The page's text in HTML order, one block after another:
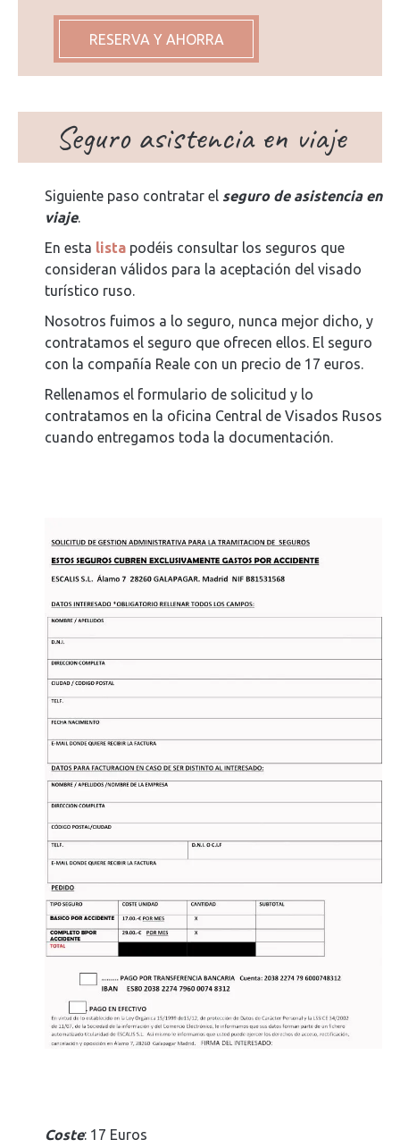
RESERVA Y AHORRA
Seguro asistencia en viaje
Siguiente paso contratar el seguro de asistencia en
viaje.
En esta lista podéis consultar los seguros que
consideran válidos para la aceptación del visado
turístico ruso.
Nosotros fuimos a lo seguro, nunca mejor dicho, y
contratamos el seguro que ofrecen ellos. El seguro
con la compañía Reale con un precio de 17 euros.
Rellenamos el formulario de solicitud y lo
contratamos en la oficina Central de Visados Rusos
cuando entregamos toda la documentación.
Coste: 17 Euros